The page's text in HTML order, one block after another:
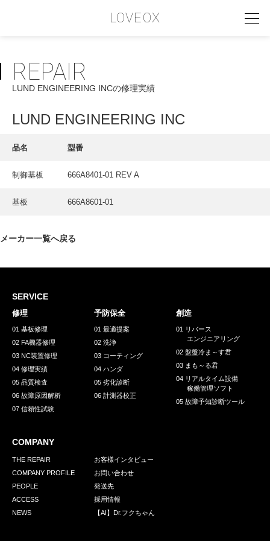
LOVEOX
PHILOSOPHY
フィロソフィー
COMPANY PROFILE
INTERVIEW
GREEN CHALLENGE
環境への取り組み
お問い合わせ 発送先
REPAIR
LUND ENGINEERING INCの修理実績
LUND ENGINEERING INC
品名 型番
制御基板 666A8401-01 REV A
基板 666A8601-01
メーカー一覧へ戻る
SERVICE
修理
01 基板修理
02 FA機器修理
03 NC装置修理
04 修理実績
05 品質検査
06 故障原因解析
07 信頼性試験
予防保全
01 最適提案
02 洗浄
03 コーティング
04 ハンダ
05 劣化診断
06 計測器校正
創造
01 リバース
エンジニアリング
02 盤盤冷ま～す君
03 まも～る君
04 リアルタイム設備
稼働管理ソフト
05 故障予知診断ツール
COMPANY
THE REPAIR
COMPANY PROFILE
PEOPLE
ACCESS
NEWS
お客様インタビュー
お問い合わせ
発送先
採用情報
【AI】Dr.フクちゃん